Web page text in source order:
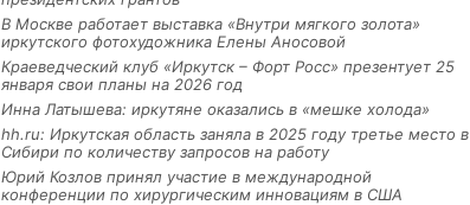
В Москве работает выставка «Внутри мягкого золота»
иркутского фотохудожника Елены Аносовой
Краеведческий клуб «Иркутск – Форт Росс» презентует 25
января свои планы на 2026 год
Инна Латышева: иркутяне оказались в «мешке холода»
hh.ru: Иркутская область заняла в 2025 году третье место в
Сибири по количеству запросов на работу
Юрий Козлов принял участие в международной
конференции по хирургическим инновациям в США